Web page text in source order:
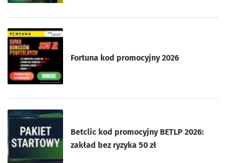
Fortuna kod promocyjny 2026
Betclic kod promocyjny BETLP 2026:
zakład bez ryzyka 50 zł